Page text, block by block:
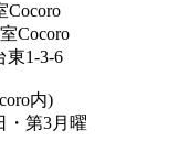
Cocoro
東1-3-6
内)
・第3月曜